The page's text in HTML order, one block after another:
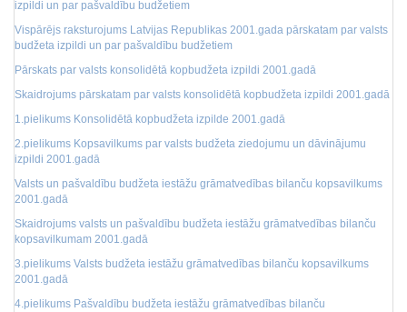
izpildi un par pašvaldību budžetiem
Vispārējs raksturojums Latvijas Republikas 2001.gada pārskatam par valsts
budžeta izpildi un par pašvaldību budžetiem
Pārskats par valsts konsolidētā kopbudžeta izpildi 2001.gadā
Skaidrojums pārskatam par valsts konsolidētā kopbudžeta izpildi 2001.gadā
1.pielikums Konsolidētā kopbudžeta izpilde 2001.gadā
2.pielikums Kopsavilkums par valsts budžeta ziedojumu un dāvinājumu
izpildi 2001.gadā
Valsts un pašvaldību budžeta iestāžu grāmatvedības bilanču kopsavilkums
2001.gadā
Skaidrojums valsts un pašvaldību budžeta iestāžu grāmatvedības bilanču
kopsavilkumam 2001.gadā
3.pielikums Valsts budžeta iestāžu grāmatvedības bilanču kopsavilkums
2001.gadā
4.pielikums Pašvaldību budžeta iestāžu grāmatvedības bilanču